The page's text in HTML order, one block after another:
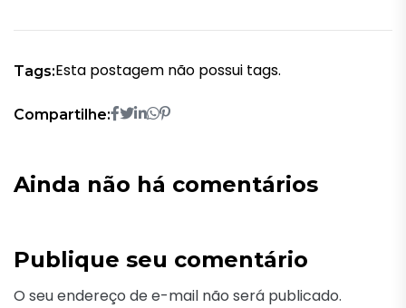
Tags:Esta postagem não possui tags.
Compartilhe:
Ainda não há comentários
Publique seu comentário
O seu endereço de e-mail não será publicado.